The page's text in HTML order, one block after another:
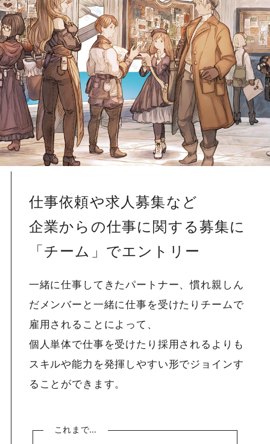
仕事依頼や求人募集など
企業からの仕事に関する募集に
「チーム」でエントリー
一緒に仕事してきたパートナー、慣れ親しん
だメンバーと一緒に仕事を受けたりチームで
雇用されることによって、
個人単体で仕事を受けたり採用されるよりも
スキルや能力を発揮しやすい形でジョインす
ることができます。
これまで…